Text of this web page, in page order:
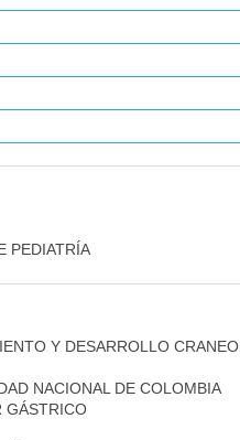
PEDIATRÍA
Y DESARROLLO
NACIONAL DE COLOMBIA
GÁSTRICO